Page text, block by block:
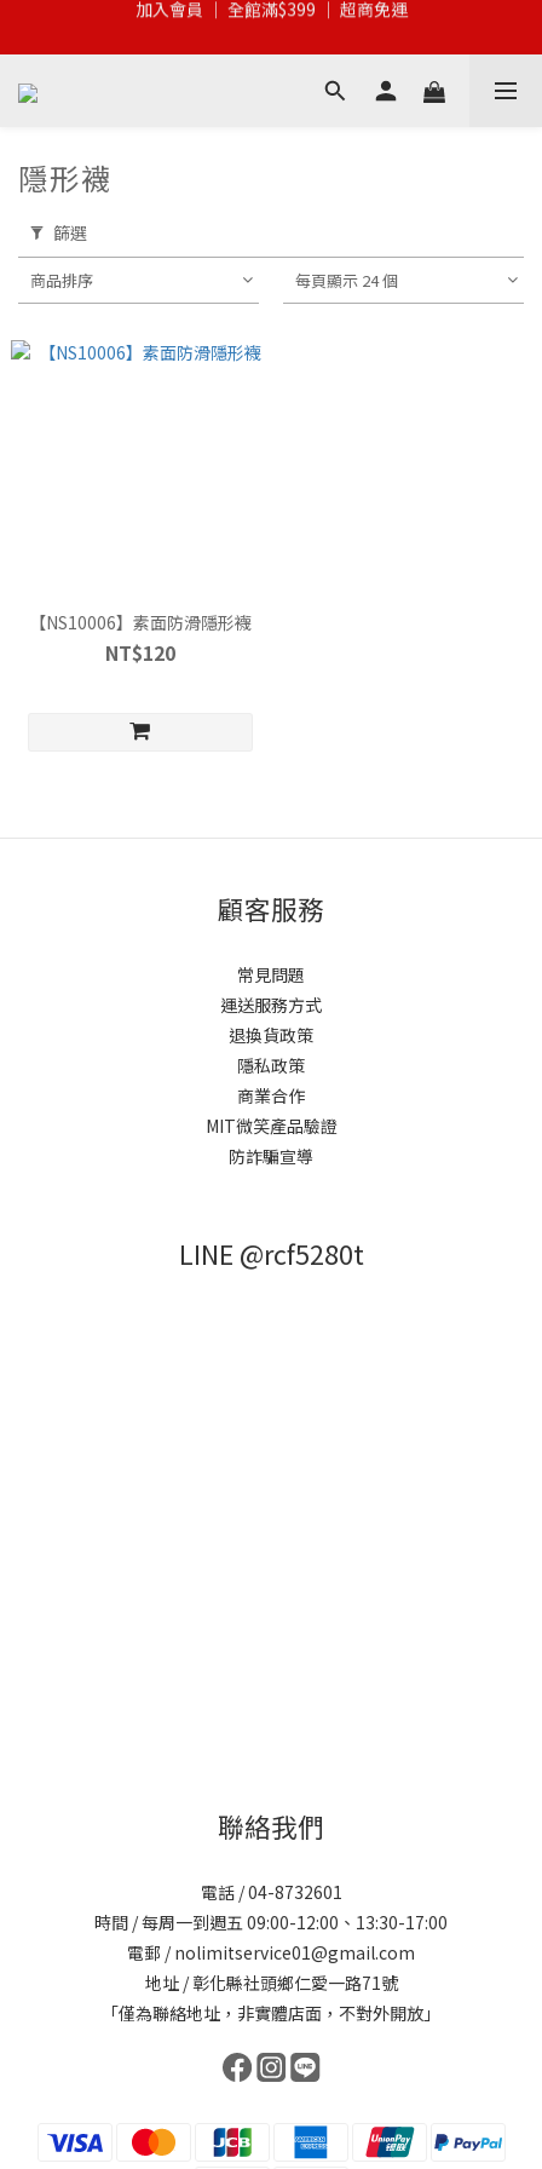
加入會員 │ 全館滿$399 │ 超商免運
加入LINE好友 領取折價優惠金
隱形襪
篩選
商品排序 每頁顯示 24 個
【NS10006】素面防滑隱形襪
NT$120
顧客服務
常見問題
運送服務方式
退換貨政策
隱私政策
商業合作
MIT微笑產品驗證
防詐騙宣導
LINE @rcf5280t
聯絡我們
電話 / 04-8732601
時間 / 每周一到週五 09:00-12:00、13:30-17:00
電郵 / nolimitservice01@gmail.com
地址 / 彰化縣社頭鄉仁愛一路71號
「僅為聯絡地址，非實體店面，不對外開放」